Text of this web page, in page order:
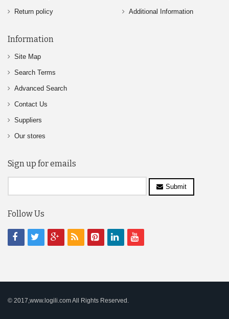
Return policy Additional Information
Information
Site Map
Search Terms
Advanced Search
Contact Us
Suppliers
Our stores
Sign up for emails
Submit
Follow Us
© 2017,www.logili.com All Rights Reserved.